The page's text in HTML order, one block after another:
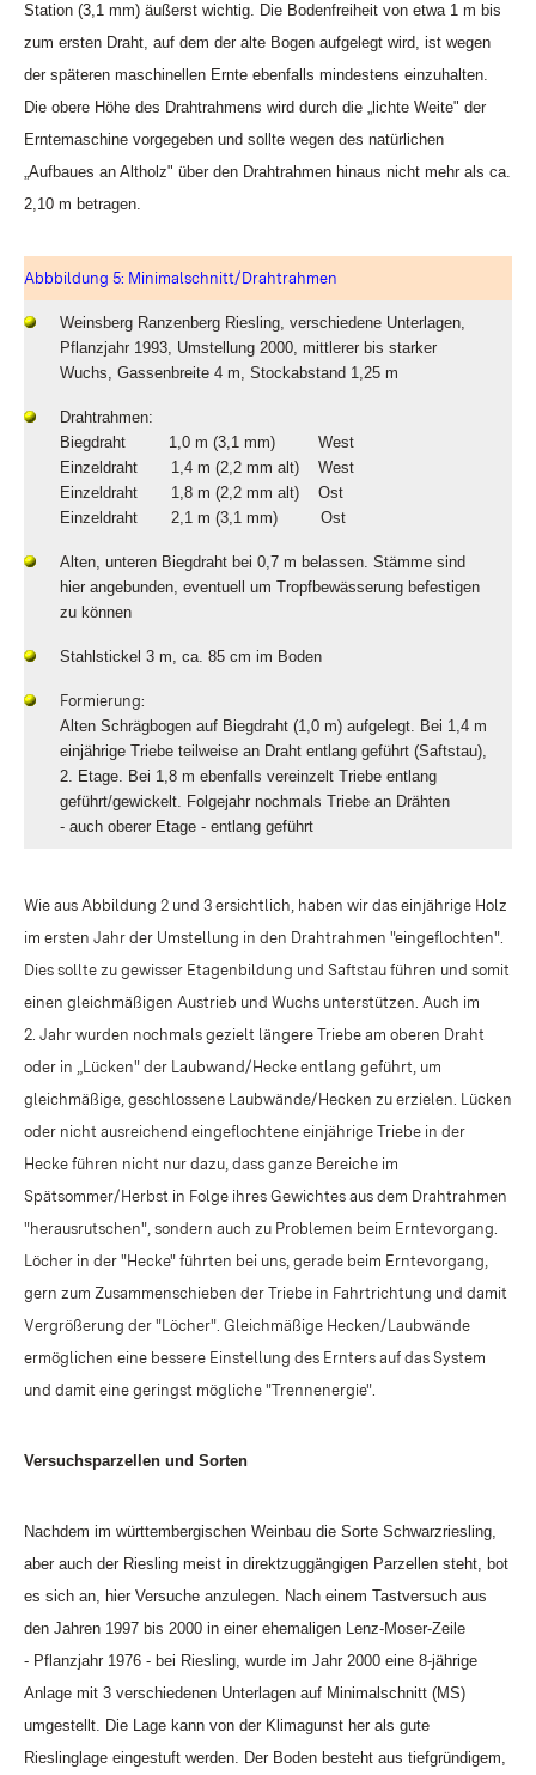
Station (3,1 mm) äußerst wichtig. Die Bodenfreiheit von etwa 1 m bis
zum ersten Draht, auf dem der alte Bogen aufgelegt wird, ist wegen
der späteren maschinellen Ernte ebenfalls mindestens einzuhalten.
Die obere Höhe des Drahtrahmens wird durch die „lichte Weite" der
Erntemaschine vorgegeben und sollte wegen des natürlichen
„Aufbaues an Altholz" über den Drahtrahmen hinaus nicht mehr als ca.
2,10 m betragen.
Abbbildung 5: Minimalschnitt/Drahtrahmen
Weinsberg Ranzenberg Riesling, verschiedene Unterlagen,
Pflanzjahr 1993, Umstellung 2000, mittlerer bis starker
Wuchs, Gassenbreite 4 m, Stockabstand 1,25 m
Drahtrahmen:
Biegdraht 1,0 m (3,1 mm) West
Einzeldraht 1,4 m (2,2 mm alt) West
Einzeldraht 1,8 m (2,2 mm alt) Ost
Einzeldraht 2,1 m (3,1 mm) Ost
Alten, unteren Biegdraht bei 0,7 m belassen. Stämme sind
hier angebunden, eventuell um Tropfbewässerung befestigen
zu können
Stahlstickel 3 m, ca. 85 cm im Boden
Formierung:
Alten Schrägbogen auf Biegdraht (1,0 m) aufgelegt. Bei 1,4 m
einjährige Triebe teilweise an Draht entlang geführt (Saftstau),
2. Etage. Bei 1,8 m ebenfalls vereinzelt Triebe entlang
geführt/gewickelt. Folgejahr nochmals Triebe an Drähten
- auch oberer Etage - entlang geführt
Wie aus Abbildung 2 und 3 ersichtlich, haben wir das einjährige Holz
im ersten Jahr der Umstellung in den Drahtrahmen "eingeflochten".
Dies sollte zu gewisser Etagenbildung und Saftstau führen und somit
einen gleichmäßigen Austrieb und Wuchs unterstützen. Auch im
2. Jahr wurden nochmals gezielt längere Triebe am oberen Draht
oder in „Lücken" der Laubwand/Hecke entlang geführt, um
gleichmäßige, geschlossene Laubwände/Hecken zu erzielen. Lücken
oder nicht ausreichend eingeflochtene einjährige Triebe in der
Hecke führen nicht nur dazu, dass ganze Bereiche im
Spätsommer/Herbst in Folge ihres Gewichtes aus dem Drahtrahmen
"herausrutschen", sondern auch zu Problemen beim Erntevorgang.
Löcher in der "Hecke" führten bei uns, gerade beim Erntevorgang,
gern zum Zusammenschieben der Triebe in Fahrtrichtung und damit
Vergrößerung der "Löcher". Gleichmäßige Hecken/Laubwände
ermöglichen eine bessere Einstellung des Ernters auf das System
und damit eine geringst mögliche "Trennenergie".
Versuchsparzellen und Sorten
Nachdem im württembergischen Weinbau die Sorte Schwarzriesling,
aber auch der Riesling meist in direktzuggängigen Parzellen steht, bot
es sich an, hier Versuche anzulegen. Nach einem Tastversuch aus
den Jahren 1997 bis 2000 in einer ehemaligen Lenz-Moser-Zeile
- Pflanzjahr 1976 - bei Riesling, wurde im Jahr 2000 eine 8-jährige
Anlage mit 3 verschiedenen Unterlagen auf Minimalschnitt (MS)
umgestellt. Die Lage kann von der Klimagunst her als gute
Rieslinglage eingestuft werden. Der Boden besteht aus tiefgründigem,